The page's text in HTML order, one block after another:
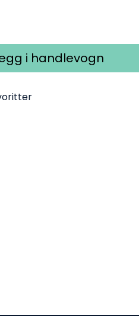
i handlevogn